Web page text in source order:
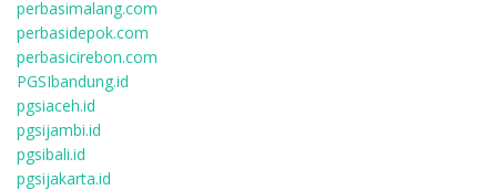
perbasimalang.com
perbasidepok.com
perbasicirebon.com
PGSIbandung.id
pgsiaceh.id
pgsijambi.id
pgsibali.id
pgsijakarta.id